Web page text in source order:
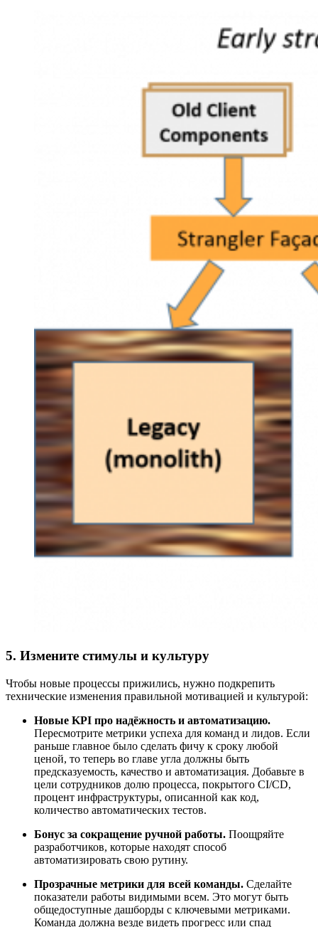
5. Измените стимулы и культуру
Чтобы новые процессы прижились, нужно подкрепить
технические изменения правильной мотивацией и культурой:
Новые KPI про надёжность и автоматизацию.
Пересмотрите метрики успеха для команд и лидов. Если
раньше главное было сделать фичу к сроку любой
ценой, то теперь во главе угла должны быть
предсказуемость, качество и автоматизация. Добавьте в
цели сотрудников долю процесса, покрытого CI/CD,
процент инфраструктуры, описанной как код,
количество автоматических тестов.
Бонус за сокращение ручной работы. Поощряйте
разработчиков, которые находят способ
автоматизировать свою рутину.
Прозрачные метрики для всей команды. Сделайте
показатели работы видимыми всем. Это могут быть
общедоступные дашборды с ключевыми метриками.
Команда должна везде видеть прогресс или спад